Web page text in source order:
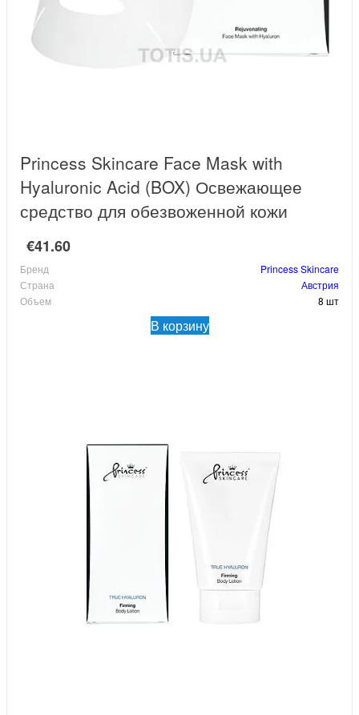
Princess Skincare Face Mask with
Hyaluronic Acid (BOX) Освежающее
средство для обезвоженной кожи
€41.60
Бренд
Princess Skincare
Страна
Австрия
Объем
8 шт
В корзину